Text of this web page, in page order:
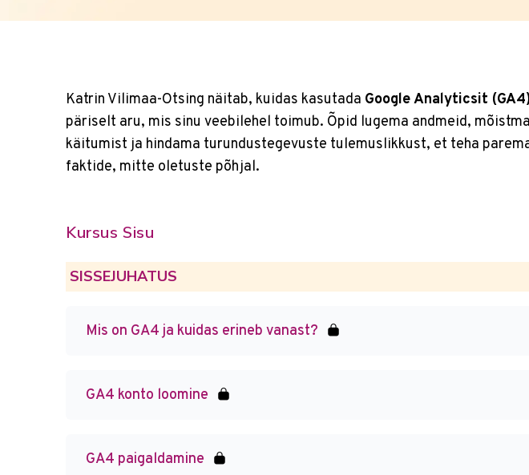
Katrin Vilimaa-Otsing näitab, kuidas kasutada Google Analyticsit
päriselt aru, mis sinu veebilehel toimub. Õpid lugema andmeid,
käitumist ja hindama turundustegevuste tulemuslikkust, et teha
faktide, mitte oletuste põhjal.
Kursus Sisu
SISSEJUHATUS
Mis on GA4 ja kuidas erineb vanast?
GA4 konto loomine
GA4 paigaldamine